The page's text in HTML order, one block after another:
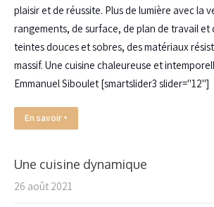
plaisir et de réussite. Plus de lumière avec la
rangements, de surface, de plan de travail et
teintes douces et sobres, des matériaux
massif. Une cuisine chaleureuse et
Emmanuel Siboulet [smartslider3 slider="12"]
En savoir +
Une cuisine dynamique
26 août 2021